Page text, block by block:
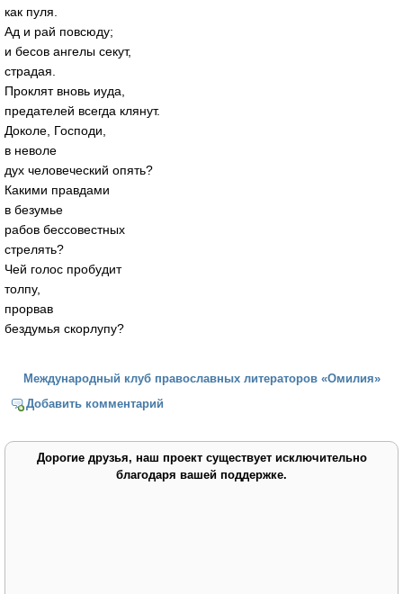
как пуля.
Ад и рай повсюду;
и бесов ангелы секут,
страдая.
Проклят вновь иуда,
предателей всегда клянут.
Доколе, Господи,
в неволе
дух человеческий опять?
Какими правдами
в безумье
рабов бессовестных
стрелять?
Чей голос пробудит
толпу,
прорвав
бездумья скорлупу?
Международный клуб православных литераторов «Омилия»
Добавить комментарий
Дорогие друзья, наш проект существует исключительно
благодаря вашей поддержке.